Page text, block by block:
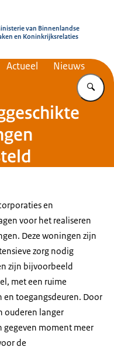
van Binnenlandse
en Koninkrijksrelaties
Actueel Nieuws
en
voor het realiseren
Deze woningen zijn
zorg nodig
zijn bijvoorbeeld
met een ruime
toegangsdeuren. Door
ouderen langer
gegeven moment meer
de